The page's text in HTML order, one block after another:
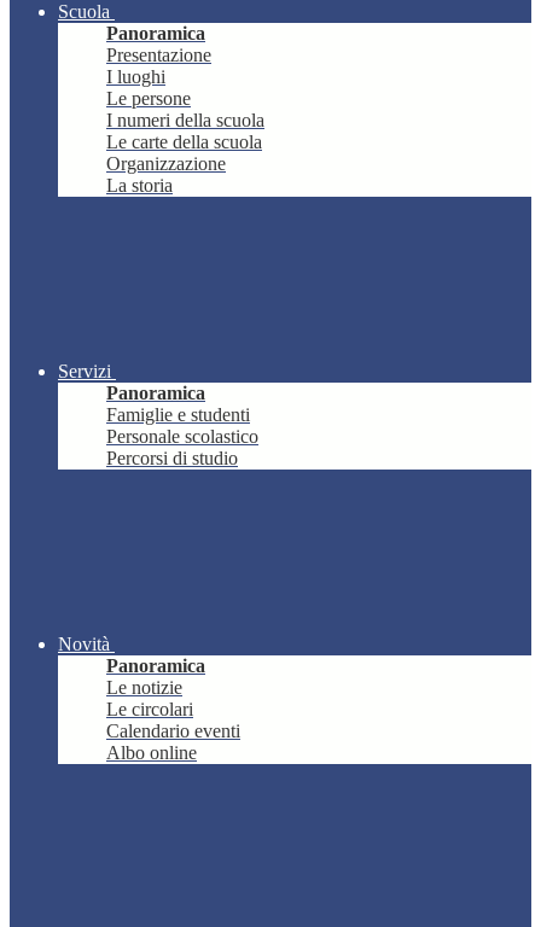
Scuola
Panoramica
Presentazione
I luoghi
Le persone
I numeri della scuola
Le carte della scuola
Organizzazione
La storia
Servizi
Panoramica
Famiglie e studenti
Personale scolastico
Percorsi di studio
Novità
Panoramica
Le notizie
Le circolari
Calendario eventi
Albo online